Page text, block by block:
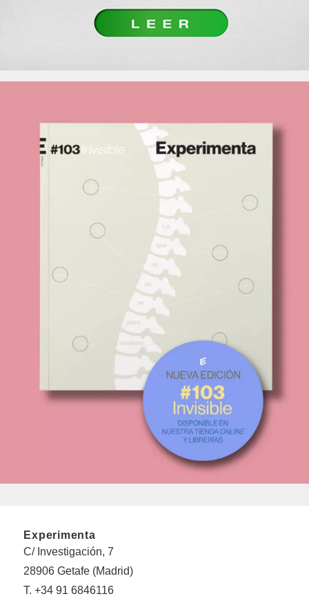
Experimenta
C/ Investigación, 7
28906 Getafe (Madrid)
T. +34 91 6846116